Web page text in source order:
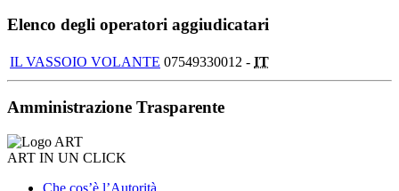
Elenco degli operatori aggiudicatari
IL VASSOIO VOLANTE 07549330012 - IT
Amministrazione Trasparente
ART IN UN CLICK